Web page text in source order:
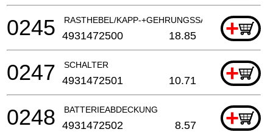
RASTHEBEL/KAPP-+GEHRUNGSSAEGE+
0245 4931472500 18.85
SCHALTER +
0247 4931472501 10.71
BATTERIEABDECKUNG +
0248 4931472502 8.57